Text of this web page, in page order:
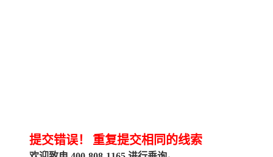
提交错误！ 重复提交相同的线索